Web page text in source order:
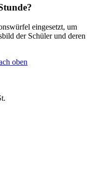
eingesetzt, um
der Schüler und deren
oben